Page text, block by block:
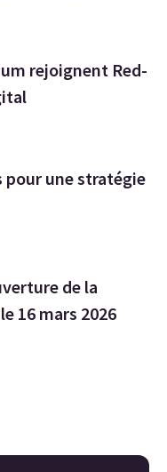
rejoignent Red-
pour une stratégie
de la
16 mars 2026